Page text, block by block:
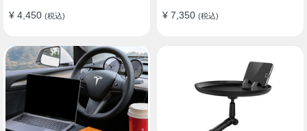
¥ 4,450 (税込) ¥ 7,350 (税込)